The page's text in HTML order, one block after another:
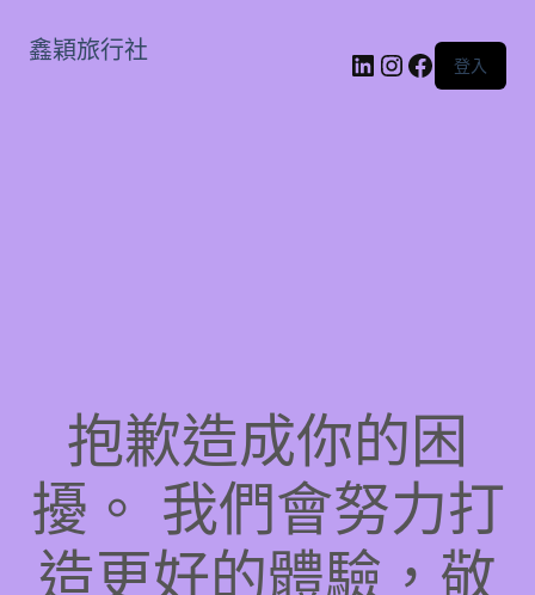
鑫穎旅行社 LinkedIn
Instagram
登入
抱歉造成你的困
擾。 我們會努力打
造更好的體驗，敬